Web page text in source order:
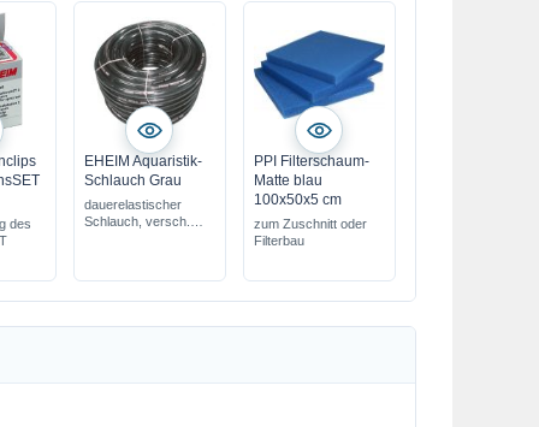
des
EHEIM Aquaristik-
Schlauch Grau
dauerelastischer
Schlauch, versch.
PPI Filterschaum-
Matte blau
100x50x5 cm
zum Zuschnitt oder
Filterbau